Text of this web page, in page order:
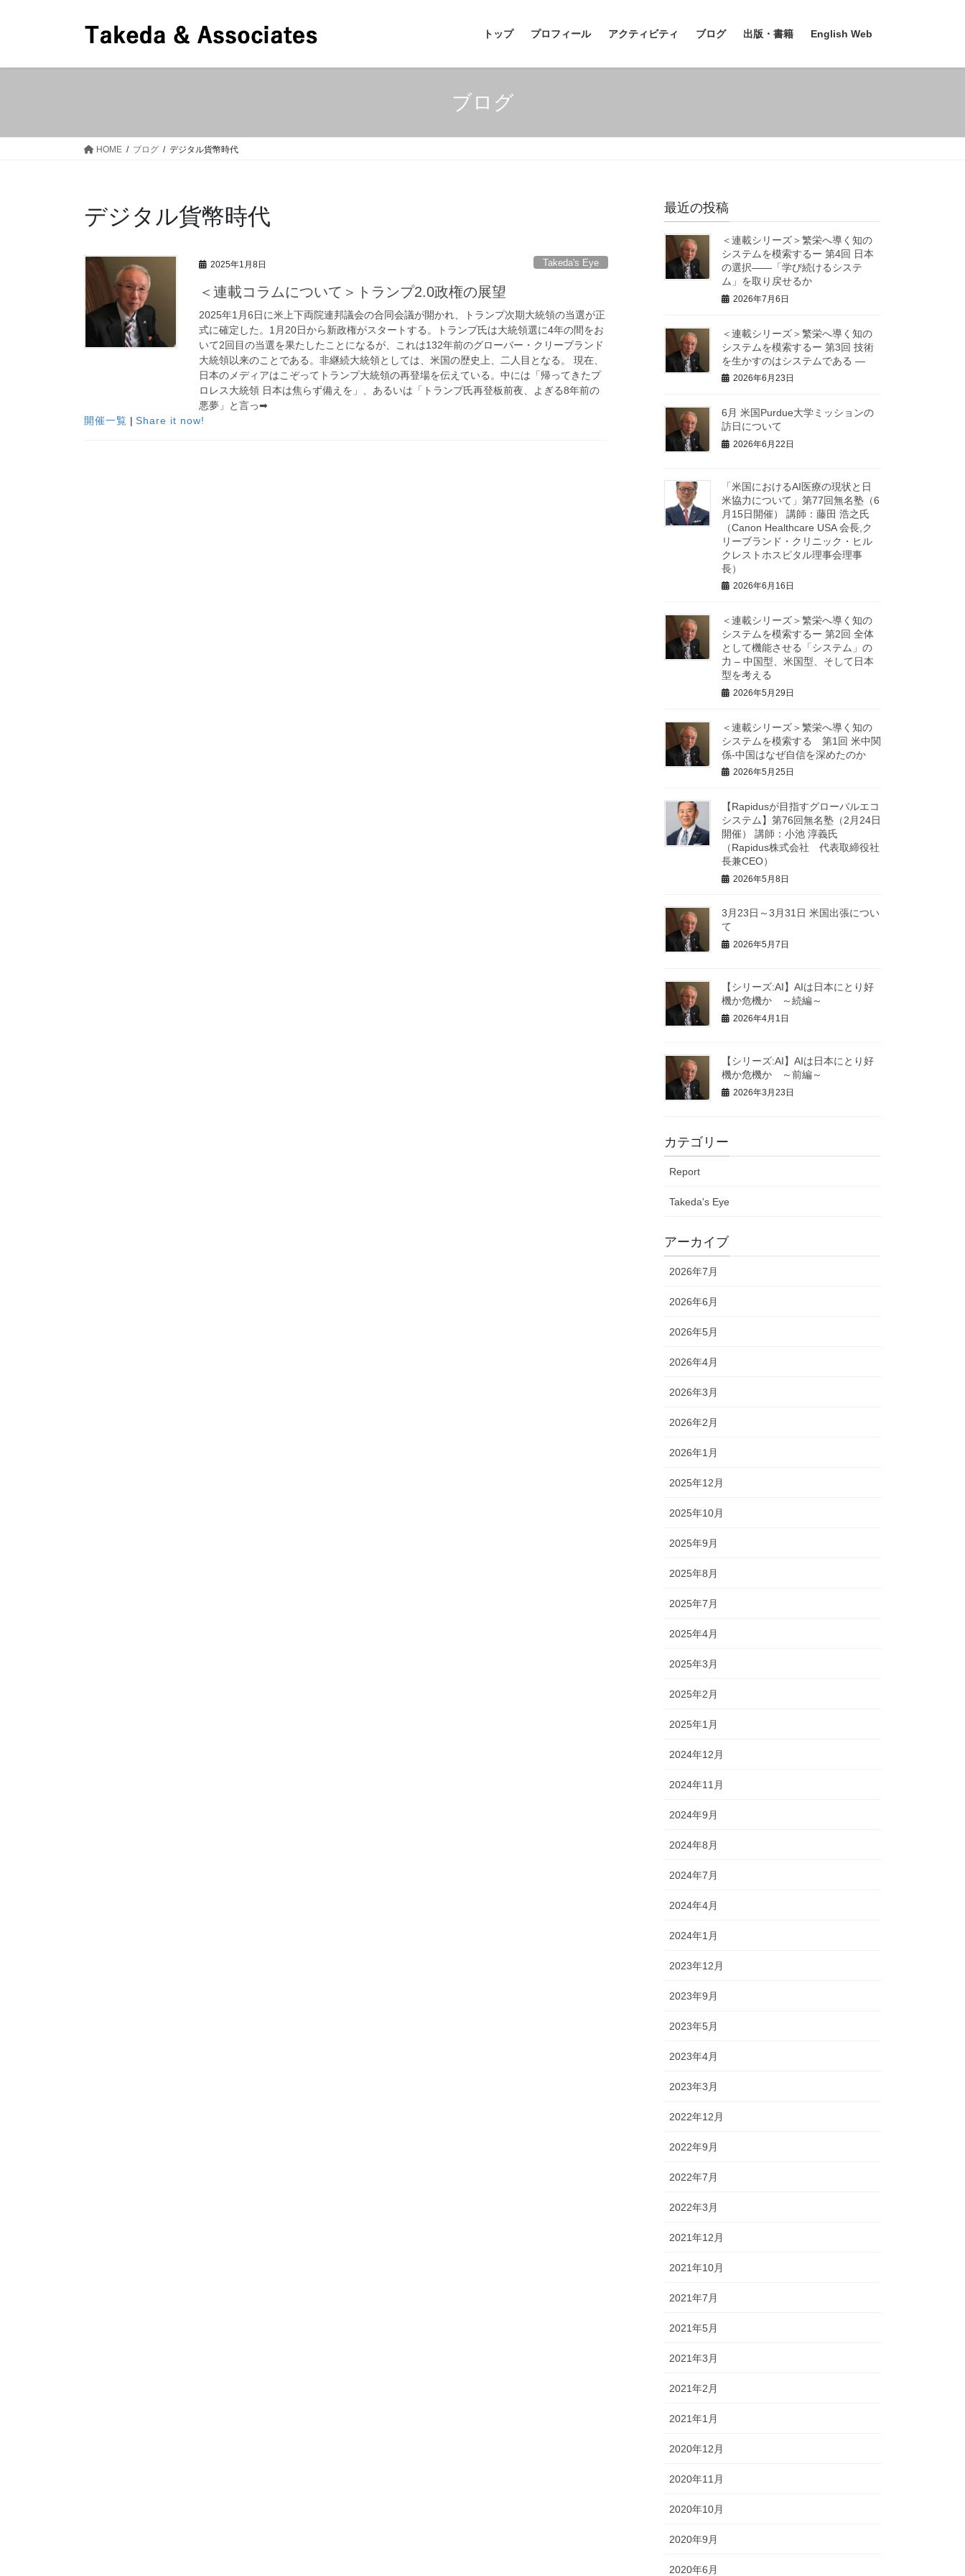
トップ プロフィール アクティビティ ブログ 出版・書籍 English Web
ブログ
HOME ブログ デジタル貨幣時代
デジタル貨幣時代
2025年1月8日 Takeda's Eye
＜連載コラムについて＞トランプ2.0政権の展望
2025年1月6日に米上下両院連邦議会の合同会議が開かれ、トランプ次期大統領の当選が正
式に確定した。1月20日から新政権がスタートする。トランプ氏は大統領選に4年の間をお
いて2回目の当選を果たしたことになるが、これは132年前のグローバー・クリーブランド
大統領以来のことである。非継続大統領としては、米国の歴史上、二人目となる。 現在、
日本のメディアはこぞってトランプ大統領の再登場を伝えている。中には「帰ってきたプ
ロレス大統領 日本は焦らず備えを」、あるいは「トランプ氏再登板前夜、よぎる8年前の
悪夢」と言っ➡
開催一覧 | Share it now!
最近の投稿
＜連載シリーズ＞繁栄へ導く知の
システムを模索するー 第4回 日本
の選択――「学び続けるシステ
ム」を取り戻せるか
2026年7月6日
＜連載シリーズ＞繁栄へ導く知の
システムを模索するー 第3回 技術
を生かすのはシステムである ―
2026年6月23日
6月 米国Purdue大学ミッションの
訪日について
2026年6月22日
「米国におけるAI医療の現状と日
米協力について」第77回無名塾（6
月15日開催） 講師：藤田 浩之氏
（Canon Healthcare USA 会長,ク
リーブランド・クリニック・ヒル
クレストホスピタル理事会理事
長）
2026年6月16日
＜連載シリーズ＞繁栄へ導く知の
システムを模索するー 第2回 全体
として機能させる「システム」の
力 – 中国型、米国型、そして日本
型を考える
2026年5月29日
＜連載シリーズ＞繁栄へ導く知の
システムを模索する 第1回 米中関
係-中国はなぜ自信を深めたのか
2026年5月25日
【Rapidusが目指すグローバルエコ
システム】第76回無名塾（2月24日
開催） 講師：小池 淳義氏
（Rapidus株式会社 代表取締役社
長兼CEO）
2026年5月8日
3月23日～3月31日 米国出張につい
て
2026年5月7日
【シリーズ:AI】AIは日本にとり好
機か危機か ～続編～
2026年4月1日
【シリーズ:AI】AIは日本にとり好
機か危機か ～前編～
2026年3月23日
カテゴリー
Report
Takeda's Eye
アーカイブ
2026年7月
2026年6月
2026年5月
2026年4月
2026年3月
2026年2月
2026年1月
2025年12月
2025年10月
2025年9月
2025年8月
2025年7月
2025年4月
2025年3月
2025年2月
2025年1月
2024年12月
2024年11月
2024年9月
2024年8月
2024年7月
2024年4月
2024年1月
2023年12月
2023年9月
2023年5月
2023年4月
2023年3月
2022年12月
2022年9月
2022年7月
2022年3月
2021年12月
2021年10月
2021年7月
2021年5月
2021年3月
2021年2月
2021年1月
2020年12月
2020年11月
2020年10月
2020年9月
2020年6月